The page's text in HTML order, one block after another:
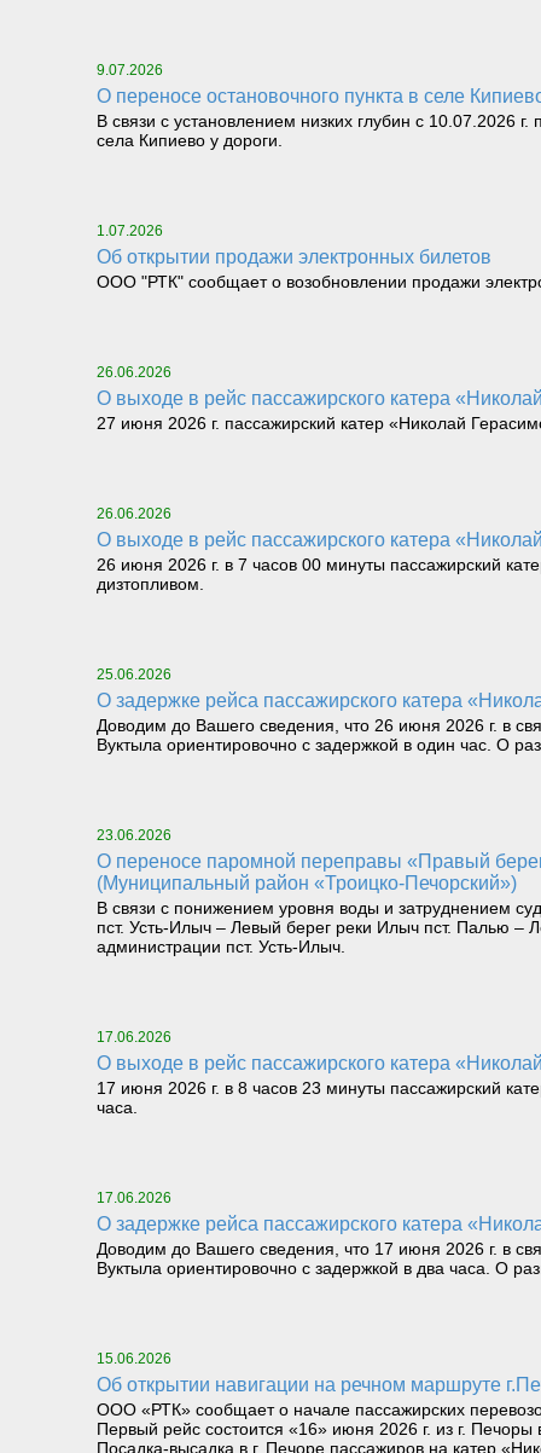
9.07.2026
О переносе остановочного пункта в селе
В связи с установлением низких глубин с 10.07.2026
села Кипиево у дороги.
1.07.2026
Об открытии продажи электронных билетов
ООО "РТК" сообщает о возобновлении продажи
26.06.2026
О выходе в рейс пассажирского катера
27 июня 2026 г. пассажирский катер «Николай
26.06.2026
О выходе в рейс пассажирского катера
26 июня 2026 г. в 7 часов 00 минуты пассажирский
дизтопливом.
25.06.2026
О задержке рейса пассажирского катера
Доводим до Вашего сведения, что 26 июня 2026 г. в
Вуктыла ориентировочно с задержкой в один час. О
23.06.2026
О переносе паромной переправы «Правый берег реки Илыч пст. Усть-Илыч – Левый берег реки Илыч пст. Палью – Левый берег Печоры»
(Муниципальный район «Троицко-Печорский»)
В связи с понижением уровня воды и затруднением
пст. Усть-Илыч – Левый берег реки Илыч пст. Палью
администрации пст. Усть-Илыч.
17.06.2026
О выходе в рейс пассажирского катера
17 июня 2026 г. в 8 часов 23 минуты пассажирский
часа.
17.06.2026
О задержке рейса пассажирского катера
Доводим до Вашего сведения, что 17 июня 2026 г. в
Вуктыла ориентировочно с задержкой в два часа. О
15.06.2026
Об открытии навигации на речном маршруте
ООО «РТК» сообщает о начале пассажирских
Первый рейс состоится «16» июня 2026 г. из г. Печоры
Посадка-высадка в г. Печоре пассажиров на катер